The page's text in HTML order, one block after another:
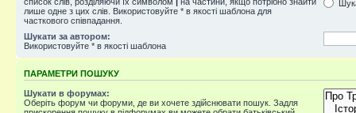
лише одне з цих слів. Використовуйте * в якості шаблона для
часткового співпадання.
Шукати за автором:
Використовуйте * в якості шаблона
ПАРАМЕТРИ ПОШУКУ
Шукати в форумах:
Оберіть форум чи форуми, де ви хочете здійснювати пошук. Задля